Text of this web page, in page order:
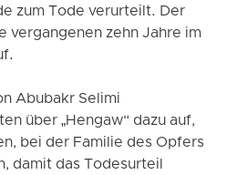
zum Tode verurteilt. Der
vergangenen zehn Jahre im
Abubakr Selimi
über „Hengaw“ dazu auf,
bei der Familie des Opfers
damit das Todesurteil